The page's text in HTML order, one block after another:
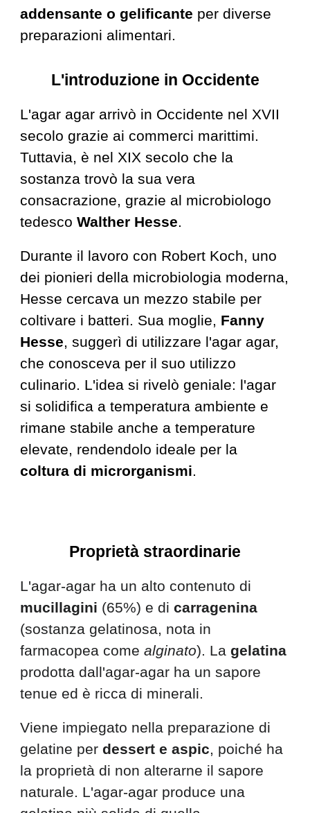
addensante o gelificante per diverse
preparazioni alimentari.
L'introduzione in Occidente
L'agar agar arrivò in Occidente nel XVII
secolo grazie ai commerci marittimi.
Tuttavia, è nel XIX secolo che la
sostanza trovò la sua vera
consacrazione, grazie al microbiologo
tedescoWalther Hesse.
Durante il lavoro con Robert Koch, uno
dei pionieri della microbiologia moderna,
Hesse cercava un mezzo stabile per
coltivare i batteri. Sua moglie, Fanny
Hesse, suggerì di utilizzare l'agar agar,
che conosceva per il suo utilizzo
culinario. L'idea si rivelò geniale: l'agar
si solidifica a temperatura ambiente e
rimane stabile anche a temperature
elevate, rendendolo ideale per la
coltura di microrganismi.
Proprietà straordinarie
L'agar-agar ha un alto contenuto di
mucillagini (65%) e dicarragenina
(sostanza gelatinosa, nota in
farmacopea comealginato). Lagelatina
prodotta dall'agar-agar ha un sapore
tenue ed è ricca di minerali.
Viene impiegato nella preparazione di
gelatine perdessert e aspic, poiché ha
la proprietà di non alterarne il sapore
naturale. L'agar-agar produce una